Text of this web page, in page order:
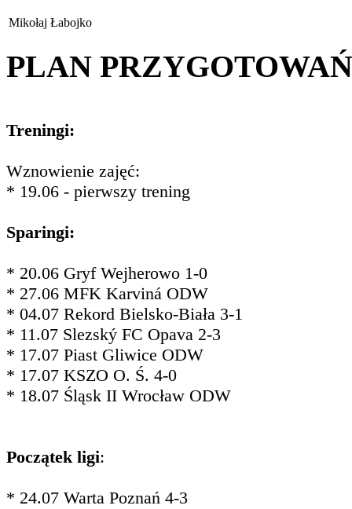
Mikołaj Łabojko
PLAN PRZYGOTOWAŃ
Treningi:
Wznowienie zajęć:
* 19.06 - pierwszy trening
Sparingi:
* 20.06 Gryf Wejherowo 1-0
* 27.06 MFK Karviná ODW
* 04.07 Rekord Bielsko-Biała 3-1
* 11.07 Slezský FC Opava 2-3
* 17.07 Piast Gliwice ODW
* 17.07 KSZO O. Ś. 4-0
* 18.07 Śląsk II Wrocław ODW
Początek ligi:
* 24.07 Warta Poznań 4-3